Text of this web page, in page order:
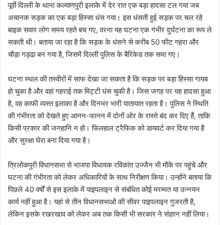
पूर्वी दिल्ली के थाना कल्याणपुरी इलाके में देर रात एक बड़ा हादसा टल गया जब
अचानक सड़क का एक बड़ा हिस्सा धंस गया। इस धंसती हुई सड़क पर चल रहे
बाइक सवार लोग समय रहते बच गए, वरना यह घटना एक गंभीर दुर्घटना का रूप ले
सकती थी। बताया जा रहा है कि सड़क के धंसने से करीब 50 फीट गहरा और
चौड़ा गड्ढा बन गया है, जिसमें दिल्ली पुलिस के बैरिकेड तक समा गए।
घटना स्थल की तस्वीरों में साफ देखा जा सकता है कि सड़क पर बड़ा हिस्सा गायब
हो चुका है और वहां गहराई तक मिट्टी धंस चुकी है। जिस जगह पर यह हादसा हुआ
है, वह काफी व्यस्त इलाका है और दिनभर भारी यातायात रहता है। पुलिस ने स्थिति
की गंभीरता को देखते हुए आनन-फानन में दोनों ओर के रास्ते बंद कर दिए हैं, ताकि
किसी प्रकार की जनहानि न हो। फिलहाल ट्रैफिक को डायवर्ट कर दिया गया है
और सुरक्षा घेरा बना दिया गया है।
त्रिलोकपुरी विधानसभा से भाजपा विधायक रविकांत उज्जैन भी मौके पर पहुंचे और
घटना की गंभीरता को लेकर अधिकारियों के साथ निरीक्षण किया। उन्होंने बताया कि
पिछले 40 वर्षों से इस इलाके में पाइपलाइन से संबंधित कोई मरम्मत या उन्नयन
कार्य नहीं हुआ है। यहां से तीन विधानसभाओं की सीवर पाइपलाइन गुजरती है,
लेकिन इसके रखरखाव को लेकर अब तक किसी भी सरकार ने संज्ञान नहीं लिया।